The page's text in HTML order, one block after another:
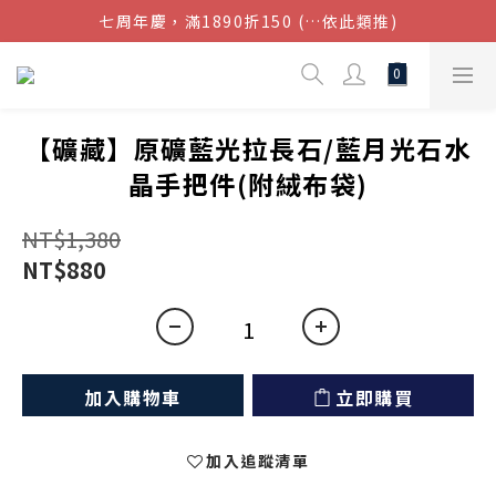
結帳金額滿$1080超取免運
七周年慶，滿1890折150 (…依此類推)
點我加入官方LINE帳號，獲得50元現金券
【礦藏】原礦藍光拉長石/藍月光石水
晶手把件(附絨布袋)
NT$1,380
NT$880
加入購物車 立即購買
加入追蹤清單